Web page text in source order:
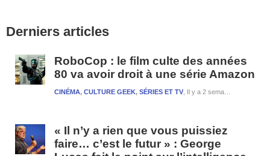
latérale
Derniers articles
RoboCop : le film culte des années
80 va avoir droit à une série Amazon
Il y a 2 semaines et 3 jours
CINÉMA, CULTURE GEEK, SÉRIES ET TV
« Il n’y a rien que vous puissiez
faire… c’est le futur » : George